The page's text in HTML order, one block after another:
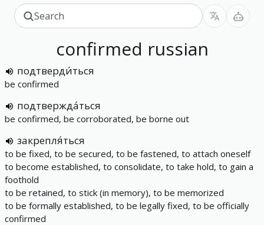
confirmed russian
подтверди́ться
be confirmed
подтвержда́ться
be confirmed, be corroborated, be borne out
закрепля́ться
to be fixed, to be secured, to be fastened, to attach oneself
to become established, to consolidate, to take hold, to gain a
foothold
to be retained, to stick (in memory), to be memorized
to be formally established, to be legally fixed, to be officially
confirmed